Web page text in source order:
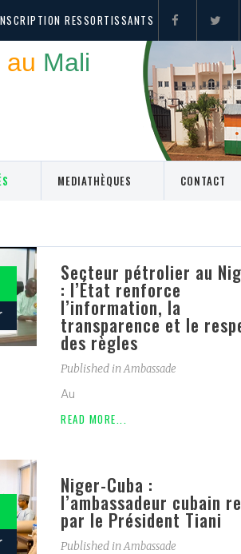
RESSORTISSANTS
au Mali
MEDIATHÈQUES CONTACT
Secteur pétrolier au
: l’État renforce
l’information, la
transparence et le
des règles
Published inAmbassade
Au
READ MORE...
Niger-Cuba :
l’ambassadeur cubain
par le Président Tiani
Published inAmbassade